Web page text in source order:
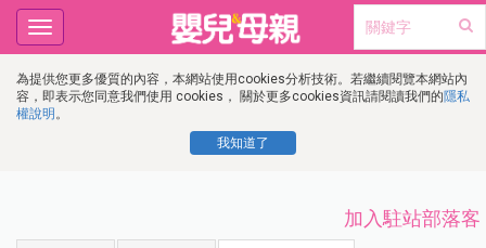
為提供您更多優質的內容，本網站使用cookies分析技術。若繼續閱覽本網站內
容，即表示您同意我們使用 cookies， 關於更多cookies資訊請閱讀我們的隱私
權說明 。
我知道了
Toggle
navigation
加入駐站部落客